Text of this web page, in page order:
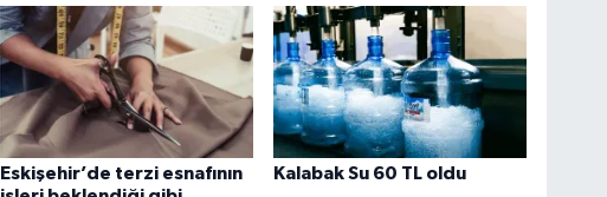
Eskişehir’de terzi esnafının
Kalabak Su 60 TL oldu